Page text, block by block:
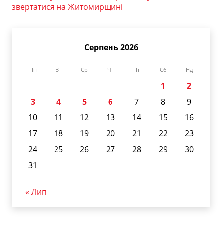
звертатися на Житомирщині
Серпень 2026
Пн Вт Ср Чт Пт Сб Нд
1
2
3
4 5 6 7 8
9
10
11 12 13 14 15
16
17
18 19 20 21 22
23
24
25 26 27 28 29
30
31
« Лип